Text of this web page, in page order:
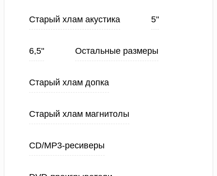
Старый хлам акустика 5"
6,5" Остальные размеры
Старый хлам допка
Старый хлам магнитолы
CD/MP3-ресиверы